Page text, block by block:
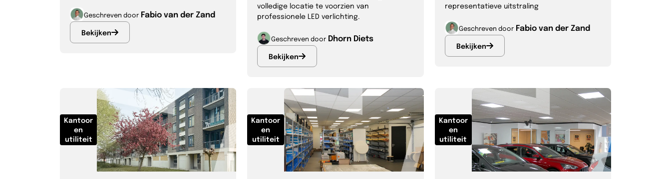
Geschreven door Fabio van der Zand
Bekijken
volledige locatie te voorzien van
professionele LED verlichting.
Geschreven door Dhorn Diets
Bekijken
representatieve uitstraling
Geschreven door Fabio van der Zand
Bekijken
Kantoor
en
utiliteit
Kantoor
en
utiliteit
Kantoor
en
utiliteit